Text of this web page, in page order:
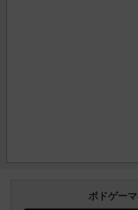
ボドゲー